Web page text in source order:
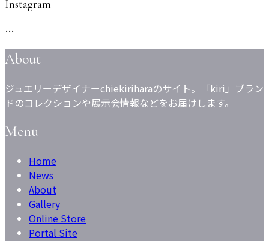
Instagram
…
About
ジュエリーデザイナーchiekiriharaのサイト。「kiri」ブラン
ドのコレクションや展示会情報などをお届けします。
Menu
Home
News
About
Gallery
Online Store
Portal Site